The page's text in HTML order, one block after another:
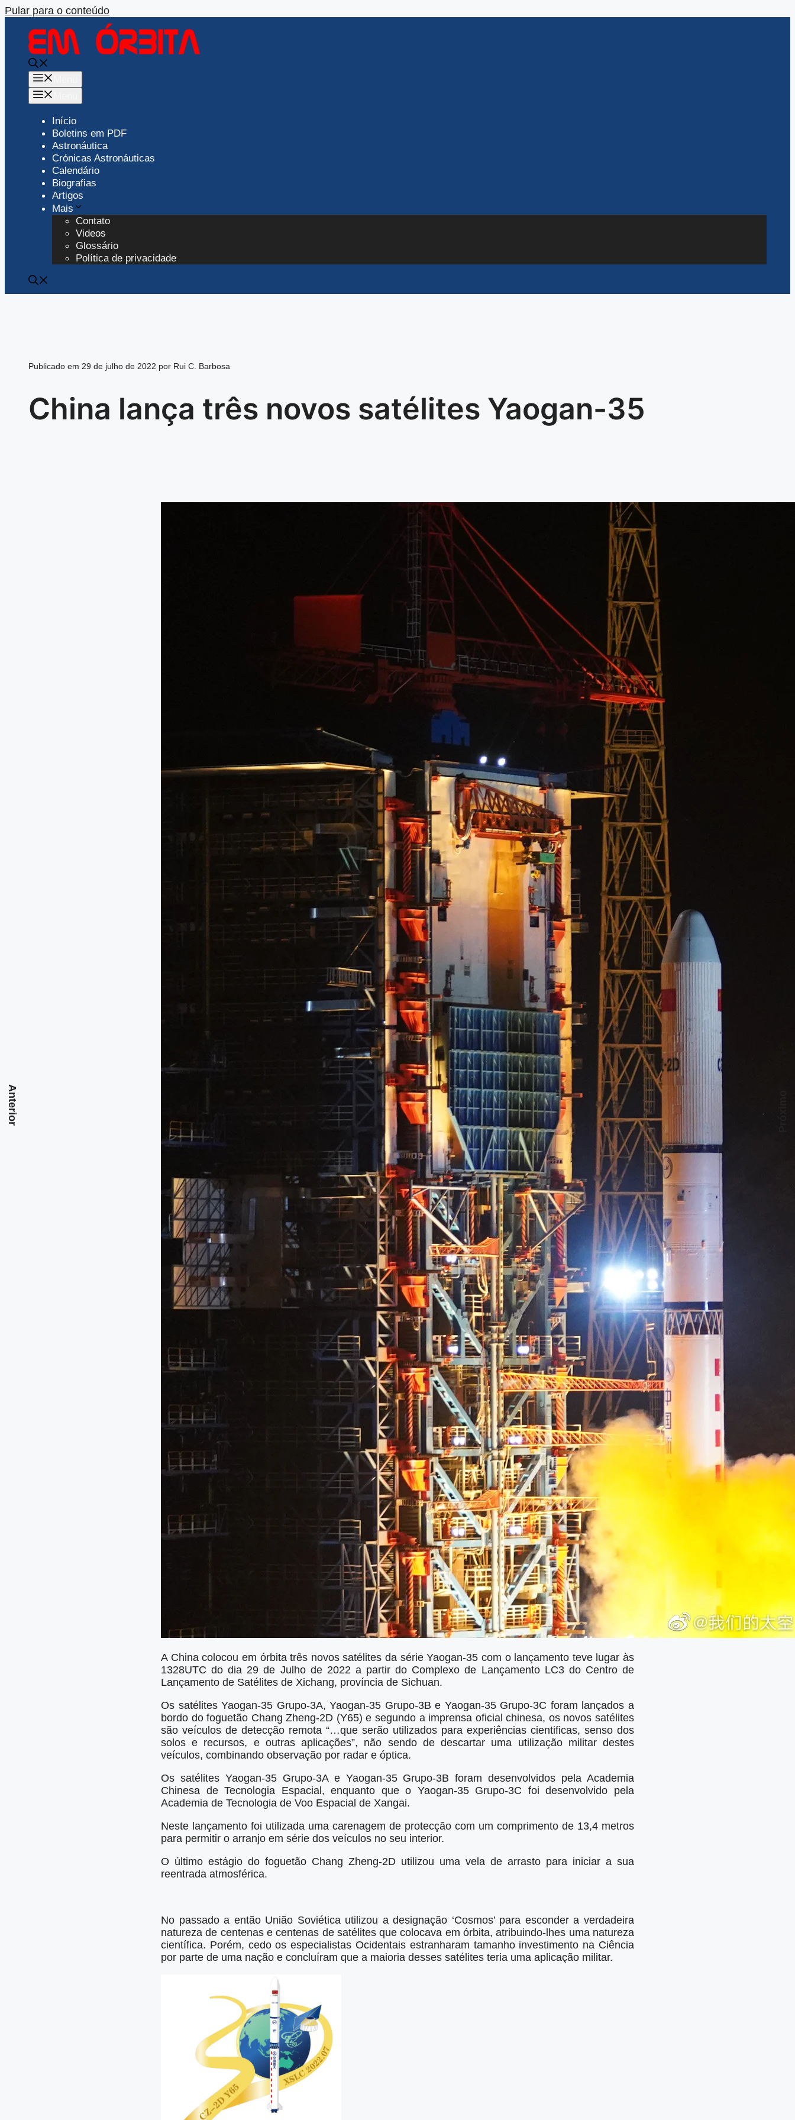
Pular para o conteúdo
Início
Boletins em PDF
Astronáutica
Crónicas Astronáuticas
Calendário
Biografias
Artigos
Mais
Contato
Videos
Glossário
Política de privacidade
Publicado em 29 de julho de 2022 por Rui C. Barbosa
China lança três novos satélites Yaogan-35
A China colocou em órbita três novos satélites da série Yaogan-35 com o lançamento teve lugar às
1328UTC do dia 29 de Julho de 2022 a partir do Complexo de Lançamento LC3 do Centro de
Lançamento de Satélites de Xichang, província de Sichuan.
Os satélites Yaogan-35 Grupo-3A, Yaogan-35 Grupo-3B e Yaogan-35 Grupo-3C foram lançados a
bordo do foguetão Chang Zheng-2D (Y65) e segundo a imprensa oficial chinesa, os novos satélites
são veículos de detecção remota “…que serão utilizados para experiências cientificas, senso dos
solos e recursos, e outras aplicações”, não sendo de descartar uma utilização militar destes
veículos, combinando observação por radar e óptica.
Os satélites Yaogan-35 Grupo-3A e Yaogan-35 Grupo-3B foram desenvolvidos pela Academia
Chinesa de Tecnologia Espacial, enquanto que o Yaogan-35 Grupo-3C foi desenvolvido pela
Academia de Tecnologia de Voo Espacial de Xangai.
Neste lançamento foi utilizada uma carenagem de protecção com um comprimento de 13,4 metros
para permitir o arranjo em série dos veículos no seu interior.
O último estágio do foguetão Chang Zheng-2D utilizou uma vela de arrasto para iniciar a sua
reentrada atmosférica.
No passado a então União Soviética utilizou a designação ‘Cosmos’ para esconder a verdadeira
natureza de centenas e centenas de satélites que colocava em órbita, atribuindo-lhes uma natureza
científica. Porém, cedo os especialistas Ocidentais estranharam tamanho investimento na Ciência
por parte de uma nação e concluíram que a maioria desses satélites teria uma aplicação militar.
Anterior